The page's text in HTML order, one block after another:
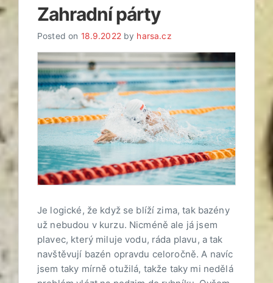
Zahradní párty
Posted on 18.9.2022by harsa.cz
Je logické, že když se blíží zima, tak bazény
už nebudou v kurzu. Nicméně ale já jsem
plavec, který miluje vodu, ráda plavu, a tak
navštěvují bazén opravdu celoročně. A navíc
jsem taky mírně otužilá, takže taky mi nedělá